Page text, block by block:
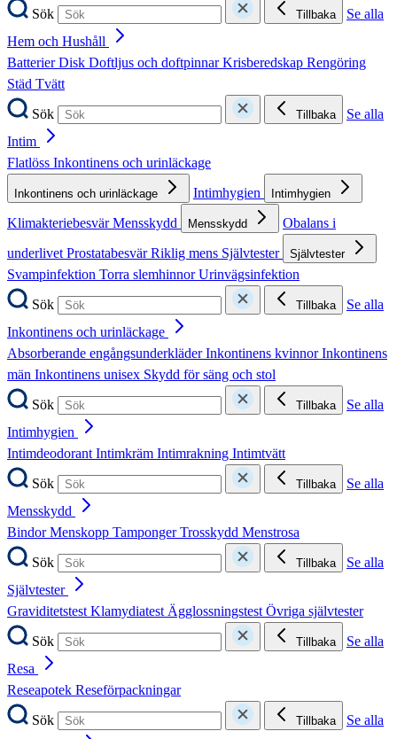
Sök
Tillbaka
Se alla
Hem och Hushåll
BatterierDisk Doftljus och doftpinnarKrisberedskap Rengöring
Städ Tvätt
Sök
Tillbaka
Se alla
Intim
Flatlöss Inkontinens och urinläckage
Inkontinens och urinläckage Intimhygien Intimhygien
KlimakteriebesvärMensskydd Mensskydd
Obalans i
underlivetProstatabesvärRiklig mens Självtester Självtester
Svampinfektion Torra slemhinnorUrinvägsinfektion
Sök
Tillbaka
Se alla
Inkontinens och urinläckage
Absorberande engångsunderkläderInkontinens kvinnorInkontinens
män Inkontinens unisex Skydd för säng och stol
Sök
Tillbaka
Se alla
Intimhygien
IntimdeodorantIntimkräm Intimrakning Intimtvätt
Sök
Tillbaka
Se alla
Mensskydd
BindorMenskopp TampongerTrosskydd Menstrosa
Sök
Tillbaka
Se alla
Självtester
GraviditetstestKlamydiatestÄgglossningstestÖvriga självtester
Sök
Tillbaka
Se alla
Resa
Reseapotek Reseförpackningar
Sök
Tillbaka
Se alla